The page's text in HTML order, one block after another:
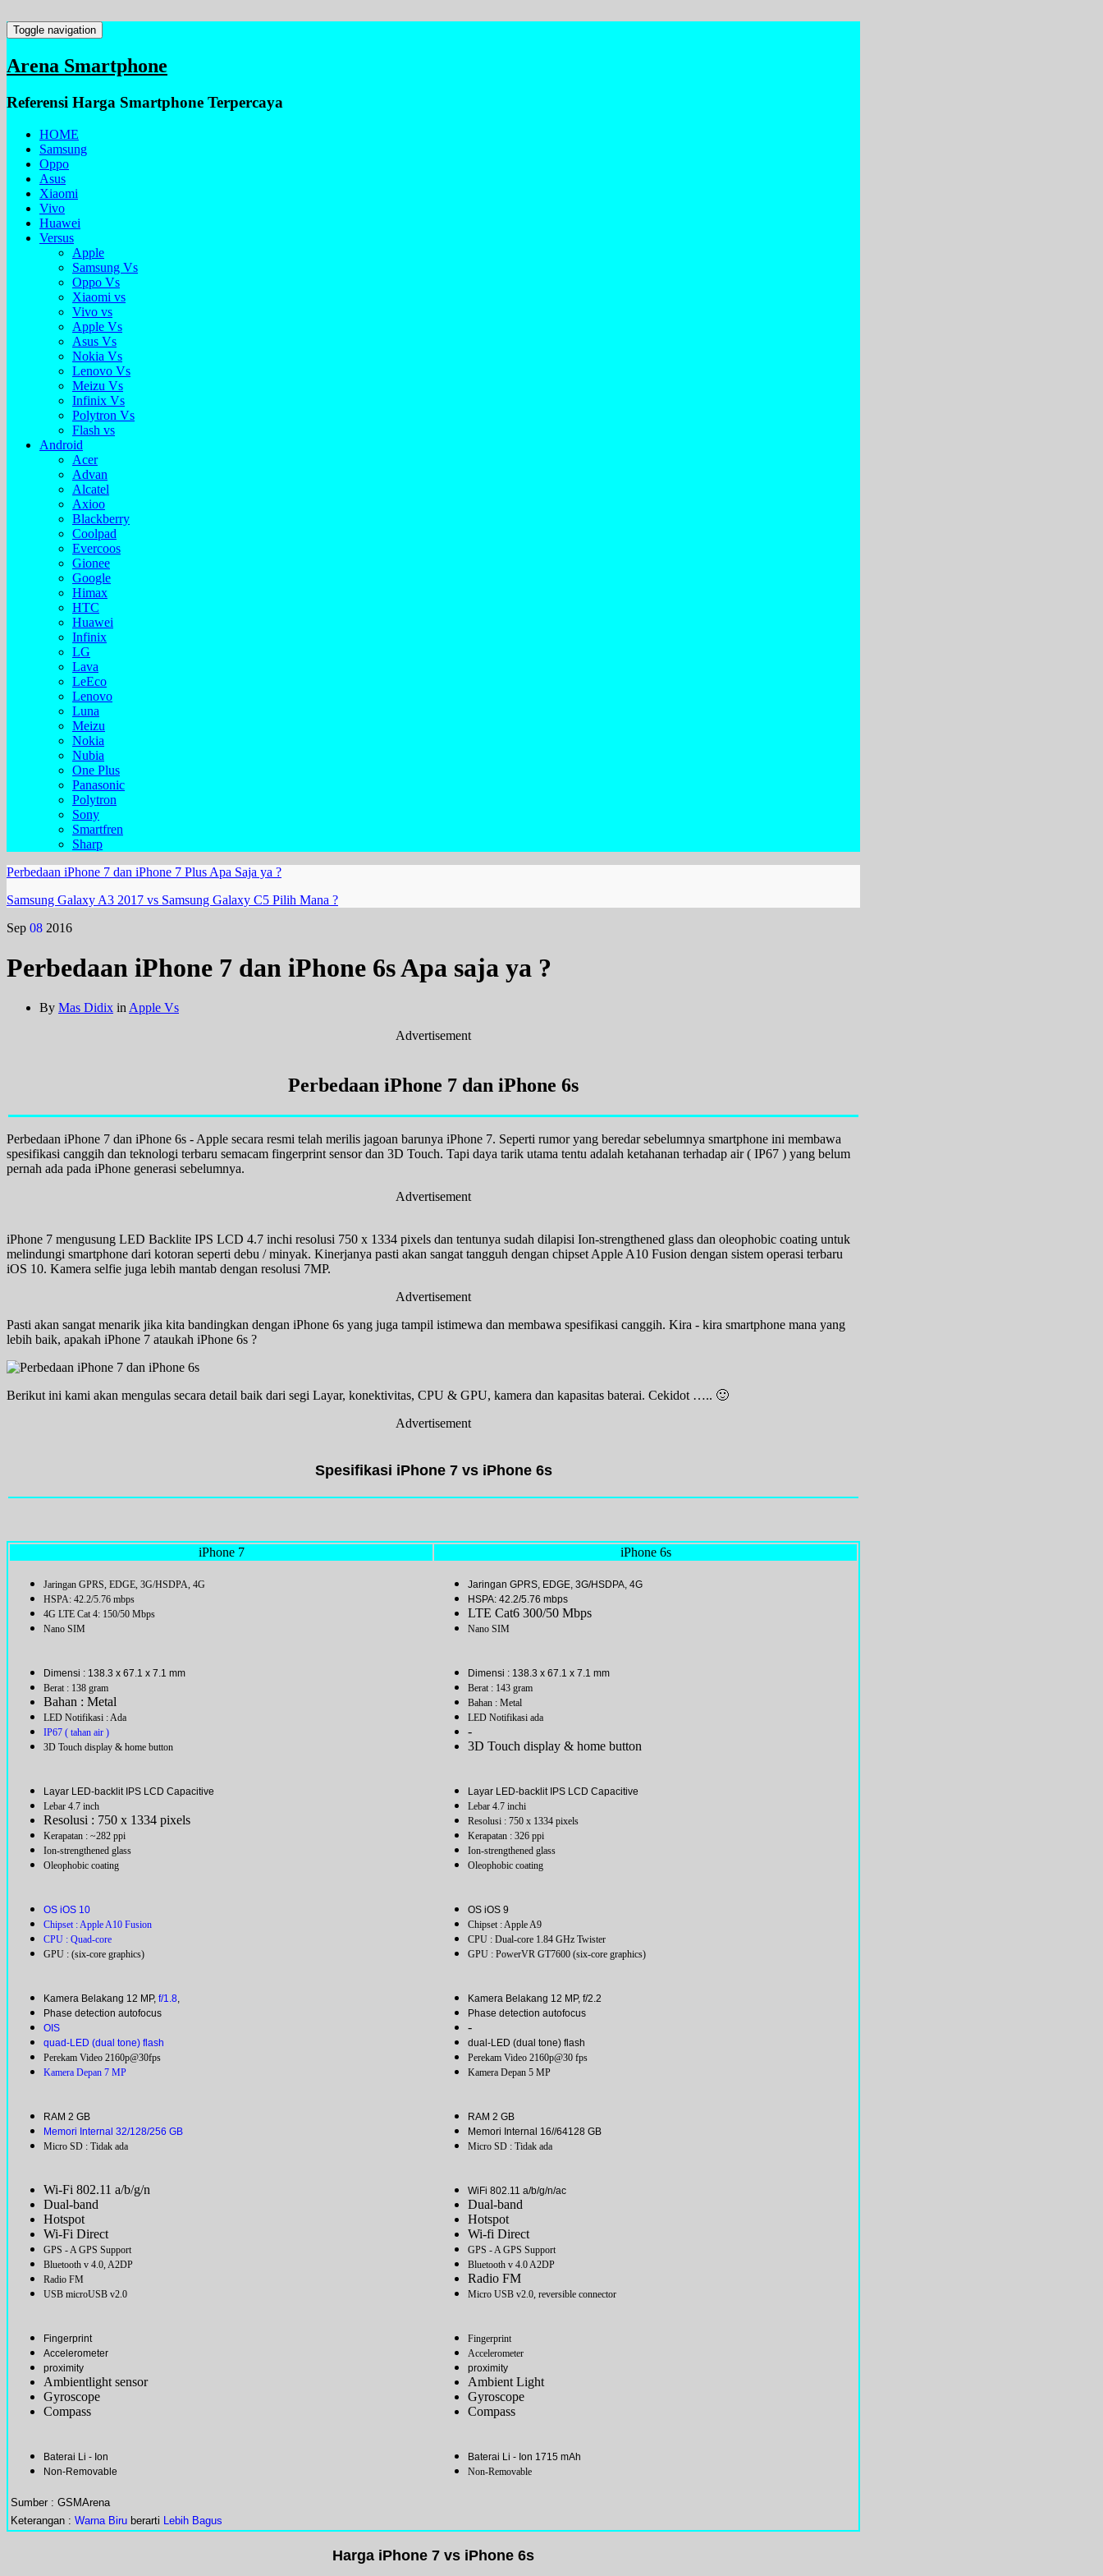
Toggle navigation
Arena Smartphone
Referensi Harga Smartphone Terpercaya
HOME
Samsung
Oppo
Asus
Xiaomi
Vivo
Huawei
Versus
Apple
Samsung Vs
Oppo Vs
Xiaomi vs
Vivo vs
Apple Vs
Asus Vs
Nokia Vs
Lenovo Vs
Meizu Vs
Infinix Vs
Polytron Vs
Flash vs
Android
Acer
Advan
Alcatel
Axioo
Blackberry
Coolpad
Evercoos
Gionee
Google
Himax
HTC
Huawei
Infinix
LG
Lava
LeEco
Lenovo
Luna
Meizu
Nokia
Nubia
One Plus
Panasonic
Polytron
Sony
Smartfren
Sharp
Perbedaan iPhone 7 dan iPhone 7 Plus Apa Saja ya ?
Samsung Galaxy A3 2017 vs Samsung Galaxy C5 Pilih Mana ?
Sep 08 2016
Perbedaan iPhone 7 dan iPhone 6s Apa saja ya ?
By Mas Didix inApple Vs
Advertisement
Perbedaan iPhone 7 dan iPhone 6s
Perbedaan iPhone 7 dan iPhone 6s - Apple secara resmi telah merilis jagoan barunya iPhone 7. Seperti rumor yang beredar sebelumnya smartphone ini membawa
spesifikasi canggih dan teknologi terbaru semacam fingerprint sensor dan 3D Touch. Tapi daya tarik utama tentu adalah ketahanan terhadap air ( IP67 ) yang belum
pernah ada pada iPhone generasi sebelumnya.
Advertisement
iPhone 7 mengusung LED Backlite IPS LCD 4.7 inchi resolusi 750 x 1334 pixels dan tentunya sudah dilapisi Ion-strengthened glass dan oleophobic coating untuk
melindungi smartphone dari kotoran seperti debu / minyak. Kinerjanya pasti akan sangat tangguh dengan chipset Apple A10 Fusion dengan sistem operasi terbaru
iOS 10. Kamera selfie juga lebih mantab dengan resolusi 7MP.
Advertisement
Pasti akan sangat menarik jika kita bandingkan dengan iPhone 6s yang juga tampil istimewa dan membawa spesifikasi canggih. Kira - kira smartphone mana yang
lebih baik, apakah iPhone 7 ataukah iPhone 6s ?
Berikut ini kami akan mengulas secara detail baik dari segi Layar, konektivitas, CPU & GPU, kamera dan kapasitas baterai. Cekidot ….. 🙂
Advertisement
Spesifikasi iPhone 7 vs iPhone 6s
iPhone 7 iPhone 6s
Jaringan GPRS, EDGE, 3G/HSDPA, 4G
HSPA: 42.2/5.76 mbps
4G LTE Cat 4: 150/50 Mbps
Nano SIM
Jaringan GPRS, EDGE, 3G/HSDPA, 4G
HSPA: 42.2/5.76 mbps
LTE Cat6 300/50 Mbps
Nano SIM
Dimensi : 138.3 x 67.1 x 7.1 mm
Berat : 138 gram
Bahan : Metal
LED Notifikasi : Ada
IP67 ( tahan air )
3D Touch display & home button
Dimensi : 138.3 x 67.1 x 7.1 mm
Berat : 143 gram
Bahan : Metal
LED Notifikasi ada
-
3D Touch display & home button
Layar LED-backlit IPS LCD Capacitive
Lebar 4.7 inch
Resolusi : 750 x 1334 pixels
Kerapatan : ~282 ppi
Ion-strengthened glass
Oleophobic coating
Layar LED-backlit IPS LCD Capacitive
Lebar 4.7 inchi
Resolusi : 750 x 1334 pixels
Kerapatan : 326 ppi
Ion-strengthened glass
Oleophobic coating
OS iOS 10
Chipset : Apple A10 Fusion
CPU : Quad-core
GPU : (six-core graphics)
OS iOS 9
Chipset : Apple A9
CPU : Dual-core 1.84 GHz Twister
GPU : PowerVR GT7600 (six-core graphics)
Kamera Belakang 12 MP, f/1.8
Phase detection autofocus
OIS
quad-LED (dual tone) flash
Perekam Video 2160p@30fps
Kamera Depan 7 MP
Kamera Belakang 12 MP, f/2.2
Phase detection autofocus
-
dual-LED (dual tone) flash
Perekam Video 2160p@30 fps
Kamera Depan 5 MP
RAM 2 GB
Memori Internal 32/128/256 GB
Micro SD : Tidak ada
RAM 2 GB
Memori Internal 16//64128 GB
Micro SD : Tidak ada
Wi-Fi 802.11 a/b/g/n
Dual-band
Hotspot
Wi-Fi Direct
GPS - A GPS Support
Bluetooth v 4.0, A2DP
Radio FM
USB microUSB v2.0
WiFi 802.11 a/b/g/n/ac
Dual-band
Hotspot
Wi-fi Direct
GPS - A GPS Support
Bluetooth v 4.0 A2DP
Radio FM
Micro USB v2.0, reversible connector
Fingerprint
Accelerometer
proximity
Ambientlight sensor
Gyroscope
Compass
Fingerprint
Accelerometer
proximity
Ambient Light
Gyroscope
Compass
Baterai Li - Ion
Non-Removable
Baterai Li - Ion 1715 mAh
Non-Removable
Sumber : GSMArena
Keterangan : Warna Biru berarti Lebih Bagus
Harga iPhone 7 vs iPhone 6s